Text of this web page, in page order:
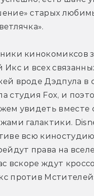
старых
кинокомиксов
и всех
вроде Дэдпула в
студия Fox, и
увидеть вместе
галактики.
всю
права на
вскоре ждут
против